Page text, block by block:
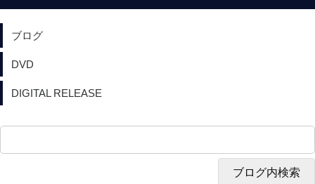
ブログ
DVD
DIGITAL RELEASE